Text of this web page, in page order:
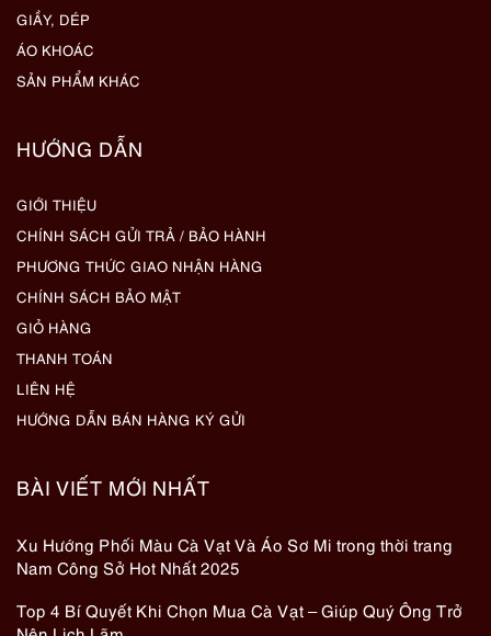
GIẦY, DÉP
ÁO KHOÁC
SẢN PHẨM KHÁC
HƯỚNG DẪN
GIỚI THIỆU
CHÍNH SÁCH GỬI TRẢ / BẢO HÀNH
PHƯƠNG THỨC GIAO NHẬN HÀNG
CHÍNH SÁCH BẢO MẬT
GIỎ HÀNG
THANH TOÁN
LIÊN HỆ
HƯỚNG DẪN BÁN HÀNG KÝ GỬI
BÀI VIẾT MỚI NHẤT
Xu Hướng Phối Màu Cà Vạt Và Áo Sơ Mi trong thời trang
Nam Công Sở Hot Nhất 2025
Top 4 Bí Quyết Khi Chọn Mua Cà Vạt – Giúp Quý Ông Trở